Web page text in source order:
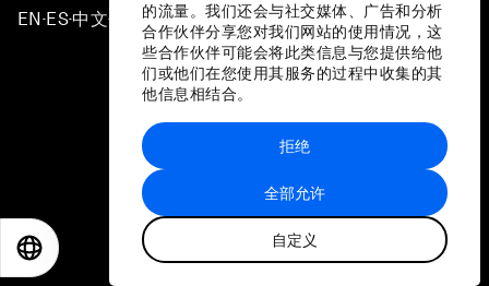
的流量。我们还会与社交媒体、广告和分析
合作伙伴分享您对我们网站的使用情况，这
些合作伙伴可能会将此类信息与您提供给他
们或他们在您使用其服务的过程中收集的其
他信息相结合。
全部允许
自定义
拒绝
EN ▪ES▪中文▪ 日本語
站点地图
世界经济论坛